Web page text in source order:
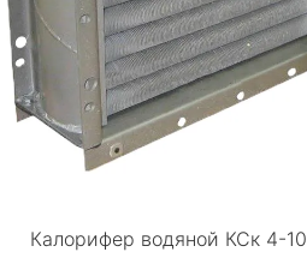
Калорифер водяной КСк 4-10